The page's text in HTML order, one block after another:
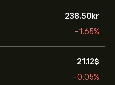
238.50‎kr‎
-1.65%
21.12‎$‎
-0.05%